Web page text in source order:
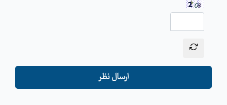
ارسال نظر